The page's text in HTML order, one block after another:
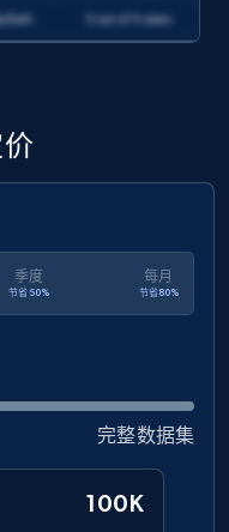
Brand
price
amazon,
立即购买
季度
节省50%
每月
节省80%
完整数据集
100K